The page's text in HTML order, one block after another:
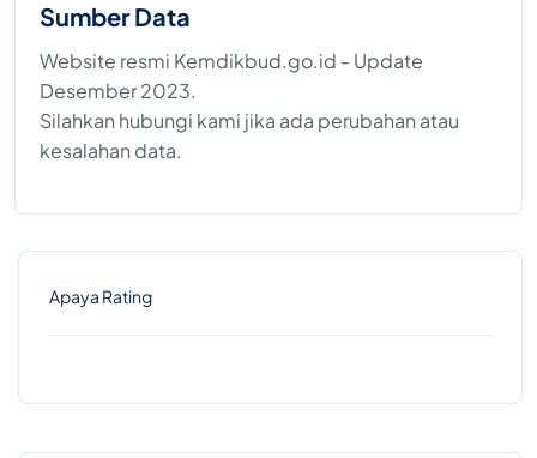
Sumber Data
Website resmi Kemdikbud.go.id - Update
Desember 2023.
Silahkan hubungi kami jika ada perubahan atau
kesalahan data.
Apaya Rating